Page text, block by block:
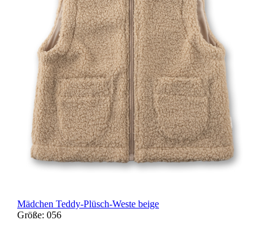
Mädchen Teddy-Plüsch-Weste beige
Größe: 056